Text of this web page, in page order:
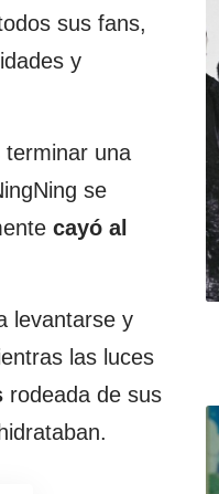
sus fans,
y
terminar una
se
cayó al
levantarse y
las luces
rodeada de sus